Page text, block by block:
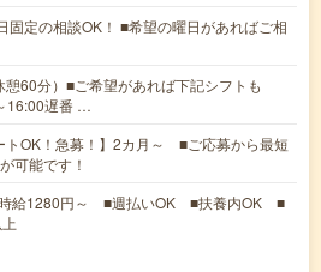
固定の相談OK！ ■希望の曜日があればご相
60分）■ご希望があれば下記シフトも
16:00遅番 …
トOK！急募！】2カ月～ ■ご応募から最短
可能です！
時給1280円～ ■週払いOK ■扶養内OK ■